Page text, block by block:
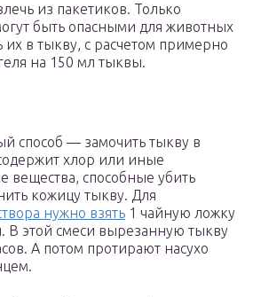
из пакетиков. Только
быть опасными для животных
их в тыкву, с расчетом примерно
на 150 мл тыквы.
способ — замочить тыкву в
хлор или иные
вещества, способные убить
кожицу тыкву. Для
нужно взять 1 чайную ложку
В этой смеси вырезанную тыкву
А потом протирают насухо